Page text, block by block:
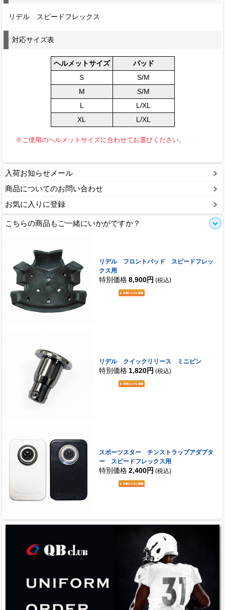
リデル スピードフレックス
対応サイズ表
ヘルメットサイズ
パッド
S
S/M
M
S/M
L
L/XL
XL
L/XL
※ご使用のヘルメットサイズに合わせてお選びください。
入荷お知らせメール
商品についてのお問い合わせ
お気に入りに登録
こちらの商品もご一緒にいかがですか？
リデル フロントパッド スピードフレッ
クス用
特別価格 8,900円 (税込)
リデル クイックリリース ミニピン
特別価格 1,820円 (税込)
スポーツスター チンストラップアダプタ
ー スピードフレックス用
特別価格 2,400円 (税込)